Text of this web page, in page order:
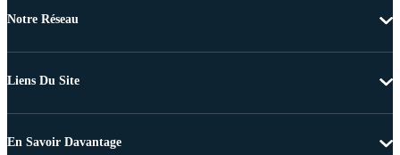
Notre Réseau
Liens Du Site
En Savoir Davantage